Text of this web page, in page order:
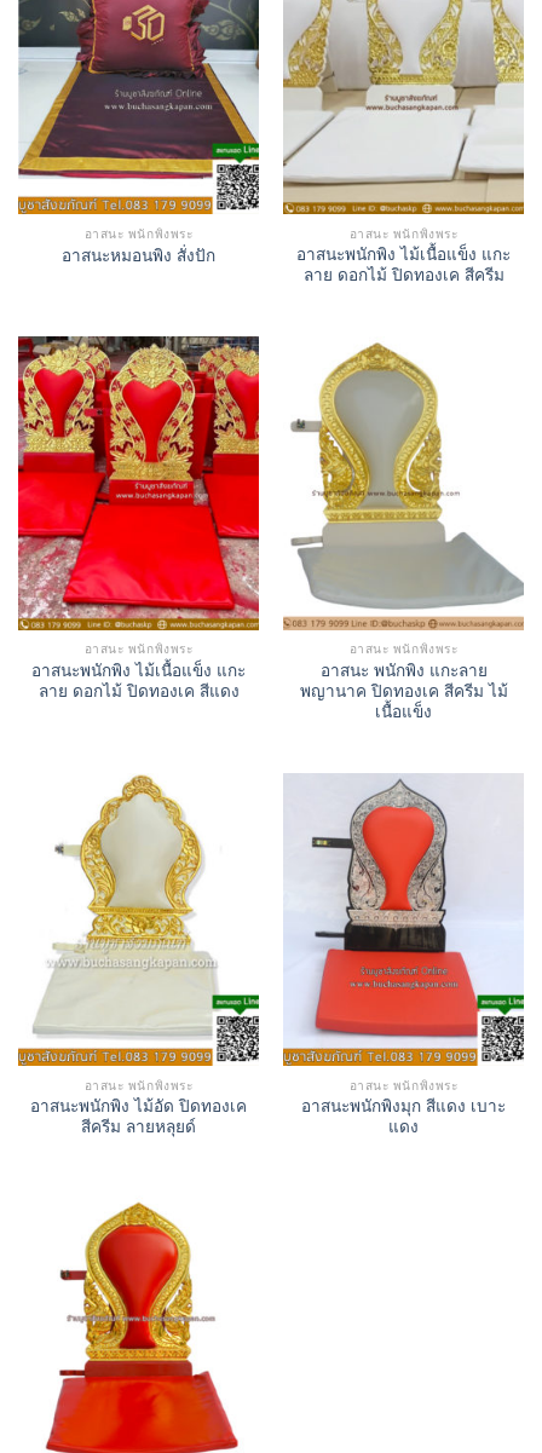
อาสนะ พนักพิงพระ
อาสนะหมอนพิง สั่งปัก
อาสนะ พนักพิงพระ
อาสนะพนักพิง ไม้เนื้อแข็ง แกะ
ลาย ดอกไม้ ปิดทองเค สีครีม
อาสนะ พนักพิงพระ
อาสนะพนักพิง ไม้เนื้อแข็ง แกะ
ลาย ดอกไม้ ปิดทองเค สีแดง
อาสนะ พนักพิงพระ
อาสนะ พนักพิง แกะลาย
พญานาค ปิดทองเค สีครีม ไม้
เนื้อแข็ง
อาสนะ พนักพิงพระ
อาสนะพนักพิง ไม้อัด ปิดทองเค
สีครีม ลายหลุยด์
อาสนะ พนักพิงพระ
อาสนะพนักพิงมุก สีแดง เบาะ
แดง